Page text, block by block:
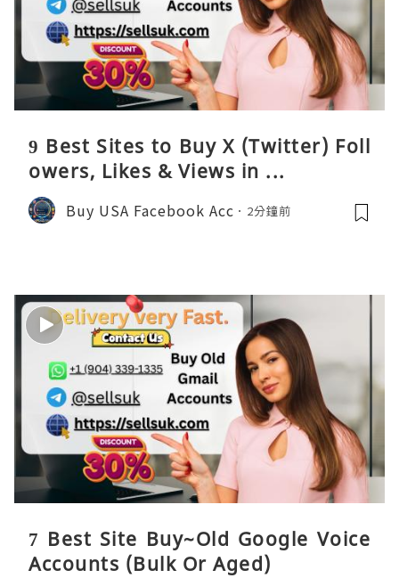
9 Best Sites to Buy X (Twitter) Foll
owers, Likes & Views in ...
Buy USA Facebook Acc 2分鐘前
7 Best Site Buy~Old Google Voice
Accounts (Bulk Or Aged)